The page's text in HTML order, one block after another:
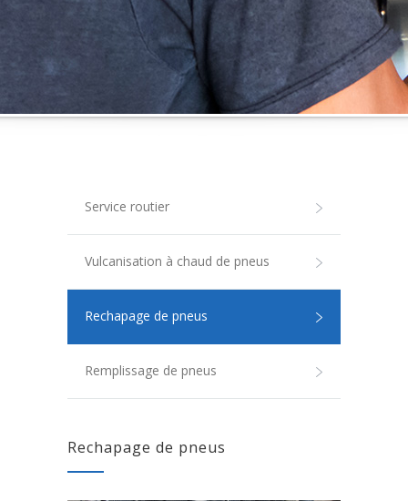
Service routier
Vulcanisation à chaud de pneus
Rechapage de pneus
Remplissage de pneus
Rechapage de pneus